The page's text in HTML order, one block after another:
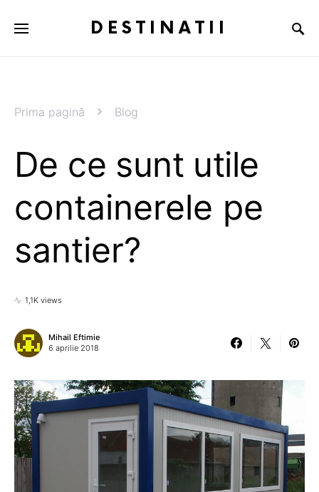
DESTINATII
Prima pagină Blog
De ce sunt utile
containerele pe
santier?
1,1K views
Mihail Eftimie
6 aprilie 2018